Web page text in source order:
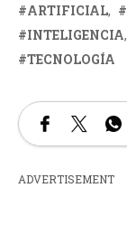
ARTIFICIAL
INTELIGENCIA
TECNOLOGÍA
ADVERTISEMENT